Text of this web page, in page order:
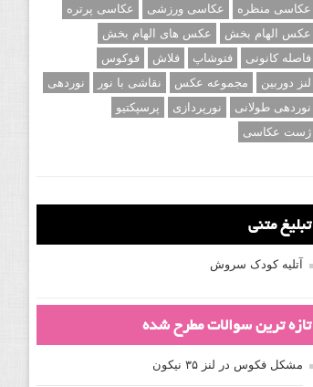
عکاسی منظره
عکاسی ورزشی
عکاسی پرتره
عکس الهام بخش
عکس های الهام بخش
فاصله کانونی
فتوشاپ فلاش
فوکوس
لنز دوربین
مجموعه عکس نقاشی با نور
نوردهی
نوردهی طولانی
نورپردازی
پرسپکتیو
ژست عکاسی
تبلیغ متنی
آتلیه کودک سروش
تازه ترین سوالات مطرح شده
مشکل فکوس در لنز ۳۵ نیکون